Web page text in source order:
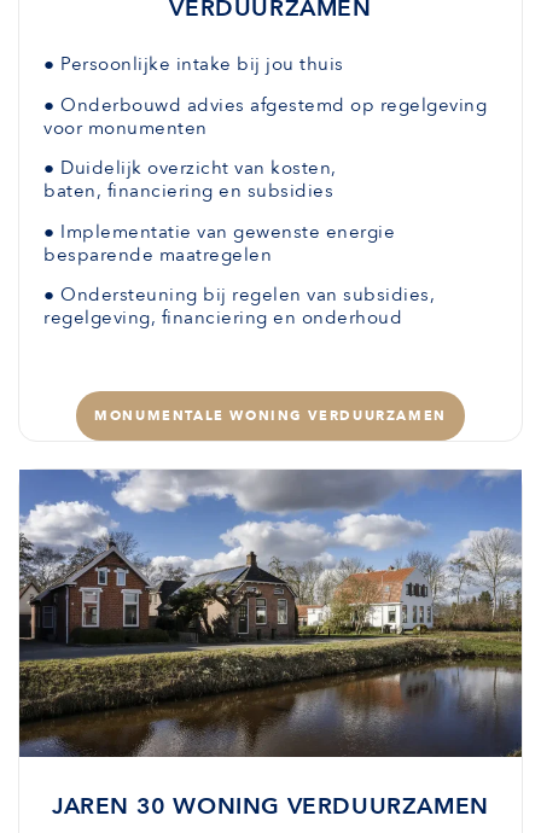
VERDUURZAMEN
● Persoonlijke intake bij jou thuis
● Onderbouwd advies afgestemd op regelgeving
voor monumenten
● Duidelijk overzicht van kosten,
baten, financiering en subsidies
● Implementatie van gewenste energie
besparende maatregelen
● Ondersteuning bij regelen van subsidies,
regelgeving, financiering en onderhoud
MONUMENTALE WONING VERDUURZAMEN
JAREN 30 WONING VERDUURZAMEN